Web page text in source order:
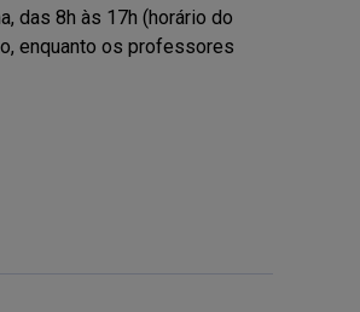
das 8h às 17h (horário do
enquanto os professores